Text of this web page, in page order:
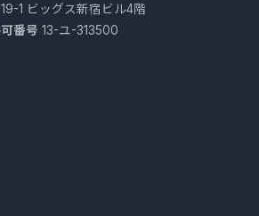
1 ビッグス新宿ビル4階
番号 13-ユ-313500